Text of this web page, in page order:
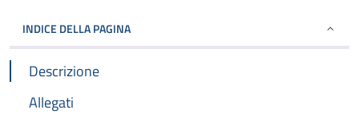
INDICE DELLA PAGINA
Descrizione
Allegati